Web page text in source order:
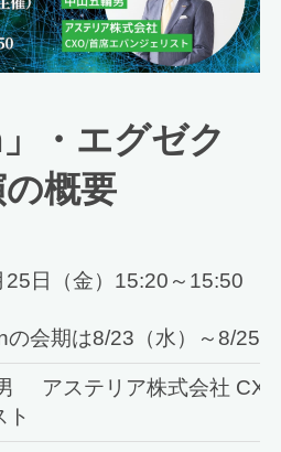
」・エグゼク
概要
25日（金）15:20～15:50
会期は8/23（水）～8/25
アステリア株式会社
ト